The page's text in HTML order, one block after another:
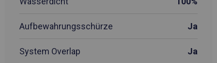
Aufbewahrungsschürze Ja
System Overlap Ja